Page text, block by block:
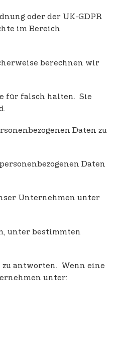
oder der UK-GDPR
im Bereich
berechnen wir
für falsch halten. Sie
Daten zu
Daten
Unternehmen unter
unter bestimmten
zu antworten. Wenn eine
unter: